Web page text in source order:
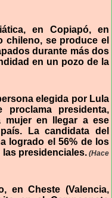
en Copiapó, en
chileno, se produce el
durante más dos
en un pozo de la
elegida por Lula
presidenta,
mujer en llegar a ese
La candidata del
logrado el 56% de los
presidenciales.(Hace
en Cheste (Valencia,